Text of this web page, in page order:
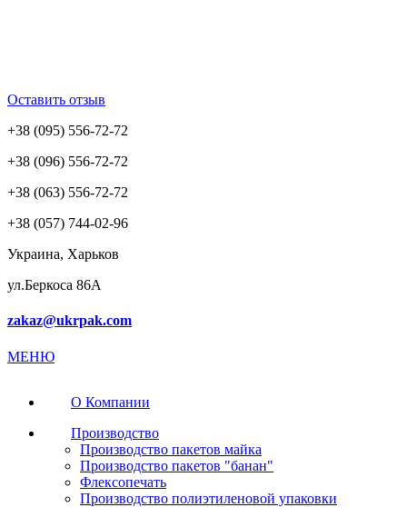
Оставить отзыв
+38 (095) 556-72-72
+38 (096) 556-72-72
+38 (063) 556-72-72
+38 (057) 744-02-96
Украина, Харьков
ул.Беркоса 86А
zakaz@ukrpak.com
МЕНЮ
О Компании
Производство
Производство пакетов майка
Производство пакетов "банан"
Флексопечать
Производство полиэтиленовой упаковки